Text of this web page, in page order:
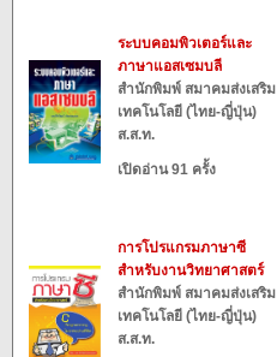
ระบบคอมพิวเตอร์และ
ภาษาแอสเซมบลี
สำนักพิมพ์ สมาคมส่งเสริม
เทคโนโลยี (ไทย-ญี่ปุ่น)
ส.ส.ท.
เปิดอ่าน 91 ครั้ง
การโปรแกรมภาษาซี
สำหรับงานวิทยาศาสตร์
สำนักพิมพ์ สมาคมส่งเสริม
เทคโนโลยี (ไทย-ญี่ปุ่น)
ส.ส.ท.